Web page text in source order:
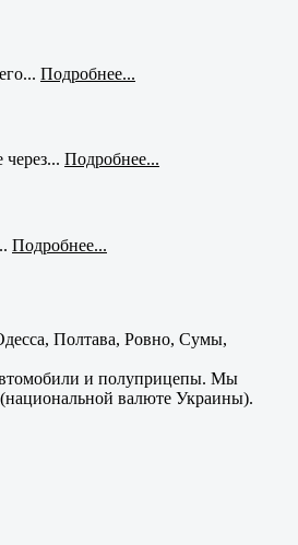
Подробнее...
Подробнее...
Подробнее...
Полтава, Ровно, Сумы,
автомобили и полуприцепы. Мы
валюте Украины).